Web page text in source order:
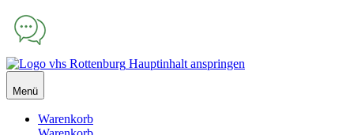
Hauptinhalt anspringen
Menü
Warenkorb